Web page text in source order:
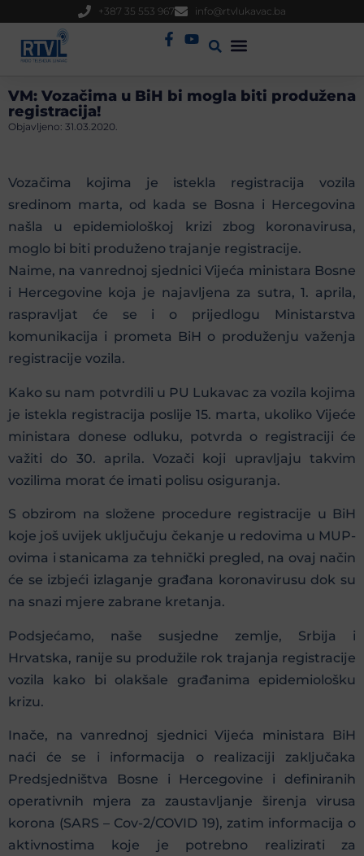
+387 35 553 967 info@rtvlukavac.ba
VM: Vozačima u BiH bi mogla biti produžena
registracija!
Objavljeno: 31.03.2020.
Vozačima kojima je istekla registracija vozila
sredinom marta, od kada se Bosna i Hercegovina
našla u epidemiološkoj krizi zbog koronavirusa,
moglo bi biti produženo trajanje registracije.
Naime, na vanrednoj sjednici Vijeća ministara Bosne
i Hercegovine koja je najavljena za sutra, 1. aprila,
raspravljat će se i o prijedlogu Ministarstva
komunikacija i prometa BiH o produženju važenja
registracije vozila.
Kako su nam potvrdili u PU Lukavac za vozila kojima
je istekla registracija poslije 15. marta, ukoliko Vijeće
ministara donese odluku, potvrda o registraciji će
važiti do 30. aprila. Vozači koji upravljaju takvim
vozilima morat će imati polisu osiguranja.
S obzirom na složene procedure registracije u BiH
koje još uvijek uključuju čekanje u redovima u MUP-
ovima i stanicama za tehnički pregled, na ovaj način
će se izbjeći izlaganje građana koronavirusu dok su
na snazi mjere zabrane kretanja.
Podsjećamo, naše susjedne zemlje, Srbija i
Hrvatska, ranije su produžile rok trajanja registracije
vozila kako bi olakšale građanima epidemiološku
krizu.
Inače, na vanrednoj sjednici Vijeća ministara BiH
naći će se i informacija o realizaciji zaključaka
Predsjedništva Bosne i Hercegovine i definiranih
operativnih mjera za zaustavljanje širenja virusa
korona (SARS – Cov-2/COVID 19), zatim informacija o
aktivnostima koje je potrebno realizirati za